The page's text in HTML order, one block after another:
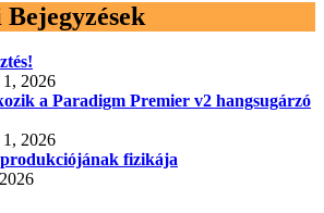
1, 2026
a Paradigm Premier v2 hangsugárzó
1, 2026
fizikája